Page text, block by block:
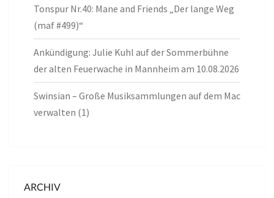
Tonspur Nr.40: Mane and Friends „Der lange Weg
(maf #499)“
Ankündigung: Julie Kuhl auf der Sommerbühne
der alten Feuerwache in Mannheim am 10.08.2026
Swinsian – Große Musiksammlungen auf dem Mac
verwalten (1)
ARCHIV